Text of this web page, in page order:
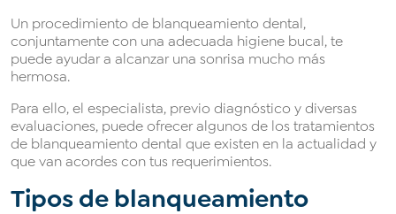
Un procedimiento de blanqueamiento dental,
conjuntamente con una adecuada higiene bucal, te
puede ayudar a alcanzar una sonrisa mucho más
hermosa.
Para ello, el especialista, previo diagnóstico y diversas
evaluaciones, puede ofrecer algunos de los tratamientos
de blanqueamiento dental que existen en la actualidad y
que van acordes con tus requerimientos.
Tipos de blanqueamiento